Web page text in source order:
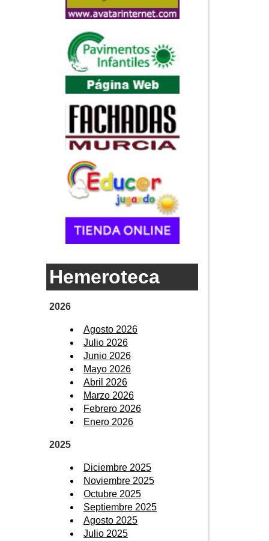
Hemeroteca
2026
Agosto 2026
Julio 2026
Junio 2026
Mayo 2026
Abril 2026
Marzo 2026
Febrero 2026
Enero 2026
2025
Diciembre 2025
Noviembre 2025
Octubre 2025
Septiembre 2025
Agosto 2025
Julio 2025